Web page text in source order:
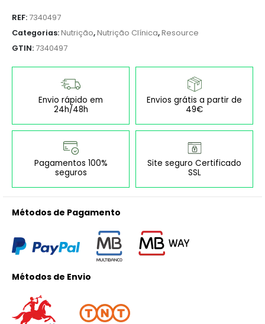
REF: 7340497
Categorias:Nutrição,Nutrição Clínica,Resource
GTIN: 7340497
Envio rápido em
24h/48h
Envios grátis a partir de
49€
Pagamentos 100%
seguros
Site seguro Certificado
SSL
Métodos de Pagamento
Métodos de Envio